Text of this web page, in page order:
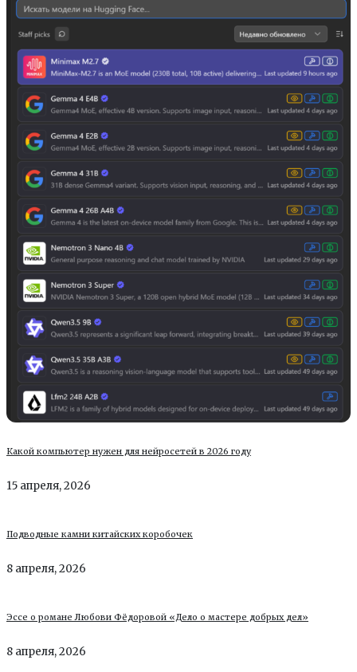
Какой компьютер нужен для нейросетей в 2026 году
15 апреля, 2026
Подводные камни китайских коробочек
8 апреля, 2026
Эссе о романе Любови Фёдоровой «Дело о мастере добрых дел»
8 апреля, 2026